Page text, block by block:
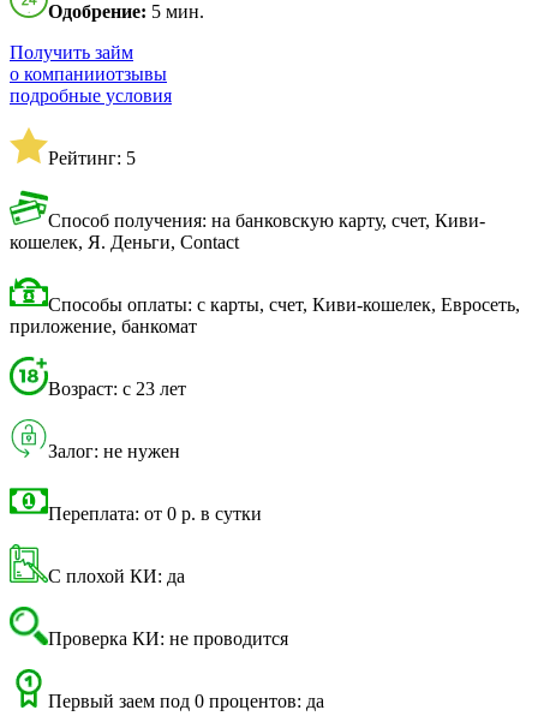
Одобрение: 5 мин.
Получить займ
о компанииотзывы
подробные условия
Рейтинг: 5
Способ получения: на банковскую карту, счет, Киви-
кошелек, Я. Деньги, Contact
Способы оплаты: с карты, счет, Киви-кошелек, Евросеть,
приложение, банкомат
Возраст: с 23 лет
Залог: не нужен
Переплата: от 0 р. в сутки
С плохой КИ: да
Проверка КИ: не проводится
Первый заем под 0 процентов: да